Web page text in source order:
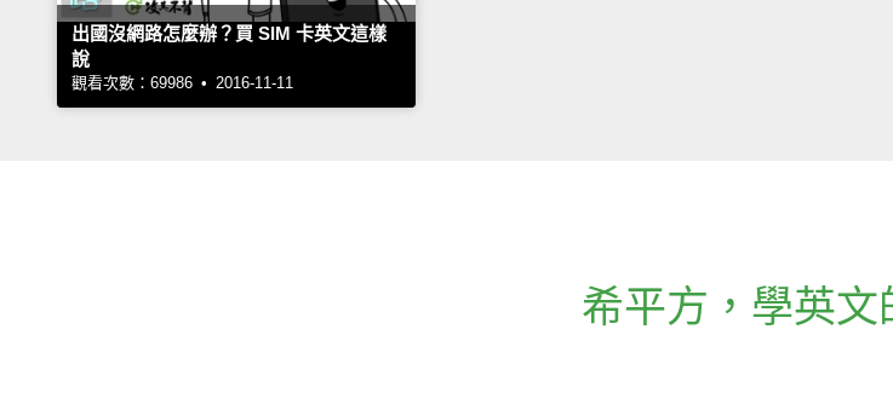
出國沒網路怎麼辦？買 SIM 卡英文這樣
說
觀看次數：69986 • 2016-11-11
希平方 ， 學英文